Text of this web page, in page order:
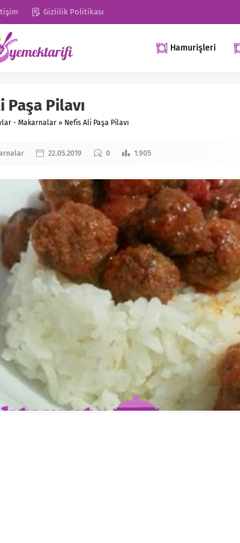
Gizlilik Politikası
Hamurişleri
Paşa Pilavı
- Makarnalar » Nefis Ali Paşa Pilavı
22.05.2019 0 1.905